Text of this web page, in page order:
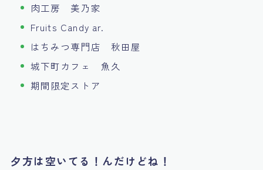
肉工房 美乃家
Fruits Candy ar.
はちみつ専門店 秋田屋
城下町カフェ 魚久
期間限定ストア
夕方は空いてる！んだけどね！